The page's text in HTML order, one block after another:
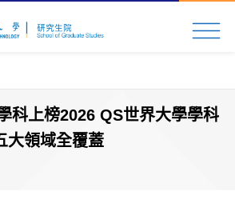
科上榜2026 QS世界大學學科
大領域全覆蓋